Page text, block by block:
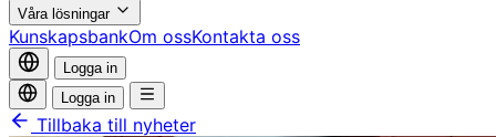
Våra lösningar
KunskapsbankOm ossKontakta oss
Logga in
Logga in
Tillbaka till nyheter